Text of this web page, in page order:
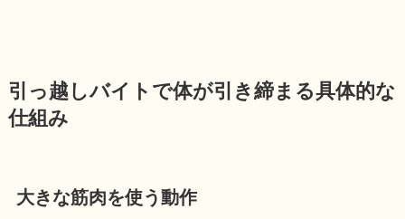
引っ越しバイトで体が引き締まる具体的な
仕組み
大きな筋肉を使う動作